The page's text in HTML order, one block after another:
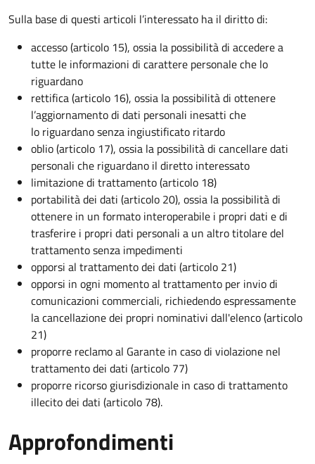
Sulla base di questi articoli l’interessato ha il diritto di:
accesso (articolo 15), ossia la possibilità di accedere a
tutte le informazioni di carattere personale che lo
riguardano
rettifica (articolo 16), ossia la possibilità di ottenere
l’aggiornamento di dati personali inesatti che
lo riguardano senza ingiustificato ritardo
oblio (articolo 17), ossia la possibilità di cancellare dati
personali che riguardano il diretto interessato
limitazione di trattamento (articolo 18)
portabilità dei dati (articolo 20), ossia la possibilità di
ottenere in un formato interoperabile i propri dati e di
trasferire i propri dati personali a un altro titolare del
trattamento senza impedimenti
opporsi al trattamento dei dati (articolo 21)
opporsi in ogni momento al trattamento per invio di
comunicazioni commerciali, richiedendo espressamente
la cancellazione dei propri nominativi dall'elenco (articolo
21)
proporre reclamo al Garante in caso di violazione nel
trattamento dei dati (articolo 77)
proporre ricorso giurisdizionale in caso di trattamento
illecito dei dati (articolo 78).
Approfondimenti